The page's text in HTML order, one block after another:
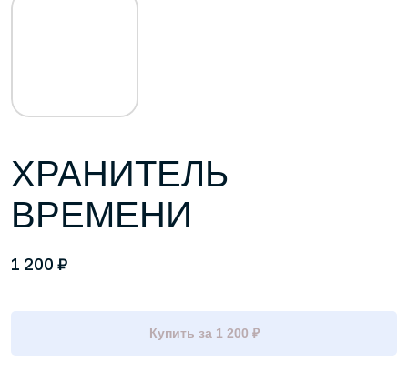
ХРАНИТЕЛЬ
ВРЕМЕНИ
1 200 ₽
Купить за 1 200 ₽